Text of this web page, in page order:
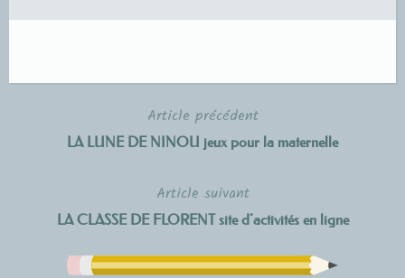
Article précédent
LA LUNE DE NINOU jeux pour la maternelle
Article suivant
LA CLASSE DE FLORENT site d’activités en ligne